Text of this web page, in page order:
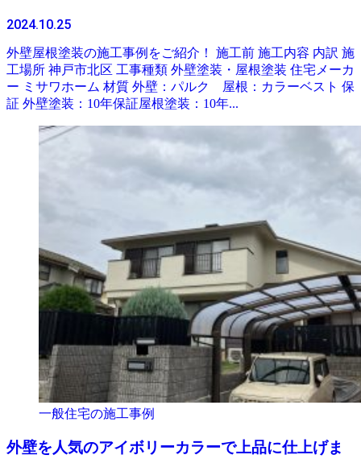
2024.10.25
外壁屋根塗装の施工事例をご紹介！ 施工前 施工内容 内訳 施
工場所 神戸市北区 工事種類 外壁塗装・屋根塗装 住宅メーカ
ー ミサワホーム 材質 外壁：パルク 屋根：カラーベスト 保
証 外壁塗装：10年保証屋根塗装：10年...
一般住宅の施工事例
外壁を人気のアイボリーカラーで上品に仕上げま